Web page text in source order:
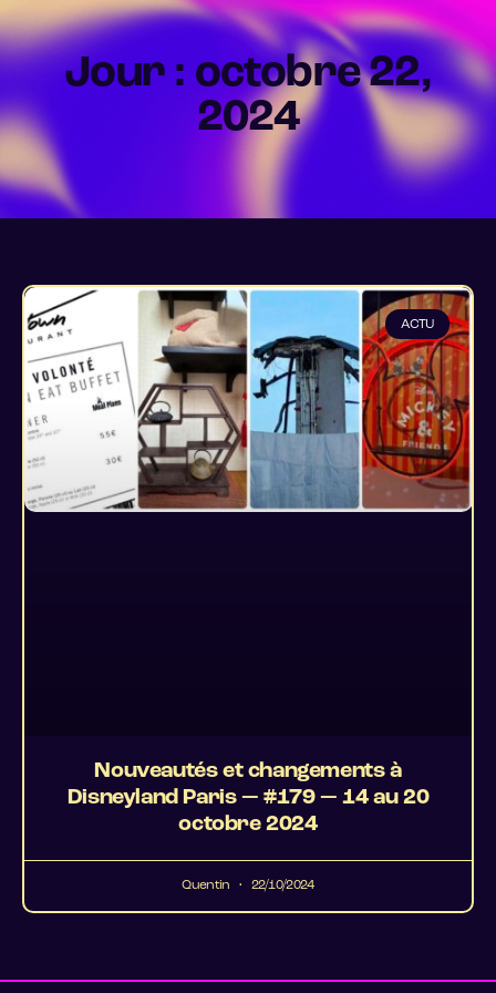
Jour : octobre 22,
2024
ACTU
Nouveautés et changements à
Disneyland Paris — #179 — 14 au 20
octobre 2024
Quentin 22/10/2024